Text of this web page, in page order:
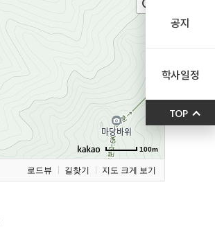
100m
로드뷰 길찾기 지도 크게 보기
공지
학사일정
TOP